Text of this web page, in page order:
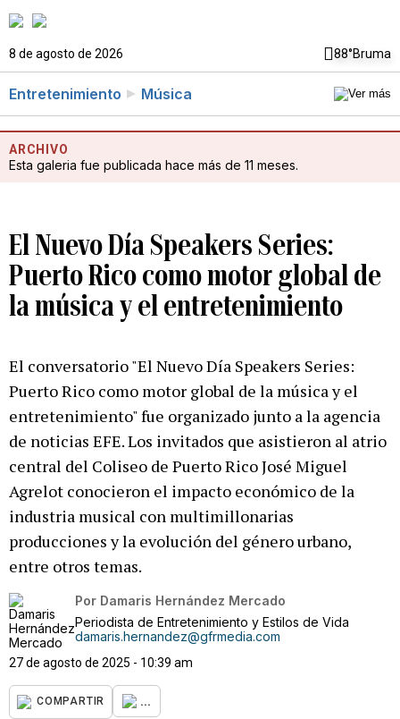
8 de agosto de 2026 88°Bruma
Entretenimiento Música
ARCHIVO
Esta galeria fue publicada hace más de 11 meses.
El Nuevo Día Speakers Series:
Puerto Rico como motor global de
la música y el entretenimiento
El conversatorio "El Nuevo Día Speakers Series:
Puerto Rico como motor global de la música y el
entretenimiento" fue organizado junto a la agencia
de noticias EFE. Los invitados que asistieron al atrio
central del Coliseo de Puerto Rico José Miguel
Agrelot conocieron el impacto económico de la
industria musical con multimillonarias
producciones y la evolución del género urbano,
entre otros temas.
Por Damaris Hernández Mercado
Periodista de Entretenimiento y Estilos de Vida
damaris.hernandez@gfrmedia.com
27 de agosto de 2025 - 10:39 am
COMPARTIR ...